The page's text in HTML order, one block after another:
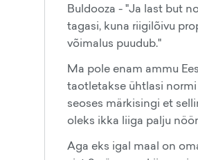
Buldooza - "Ja last but
tagasi, kuna riigilõivu
võimalus puudub."
Ma pole enam ammu
taotletakse ühtlasi
seoses märkisingi et
oleks ikka liiga palju
Aga eks igal maal on